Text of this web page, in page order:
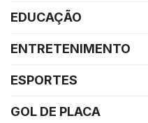
EDUCAÇÃO
ENTRETENIMENTO
ESPORTES
GOL DE PLACA